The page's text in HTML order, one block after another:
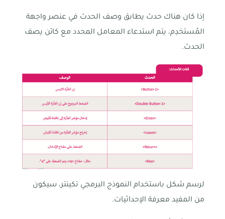
إذا كان هناك حدث يطابق وصف الحدث في عنصر واجهة
المُستخدِم، يتم استدعاء المعامل المحدد مع كائن يصف
الحدث.
لرسم شكل باستخدام النموذج البرمجي تكينتر، سيكون
من المفيد معرفة الإحداثيات.